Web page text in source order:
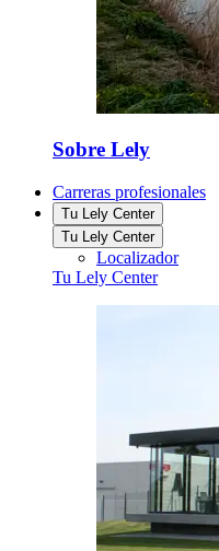
Sobre Lely
Carreras profesionales
Tu Lely Center
Tu Lely Center
Localizador
Tu Lely Center